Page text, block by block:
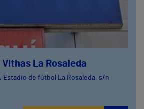
La Rosaleda
Estadio de fútbol La Rosaleda, s/n